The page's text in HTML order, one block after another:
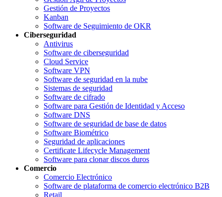
Gestión de Proyectos
Kanban
Software de Seguimiento de OKR
Ciberseguridad
Antivirus
Software de ciberseguridad
Cloud Service
Software VPN
Software de seguridad en la nube
Sistemas de seguridad
Software de cifrado
Software para Gestión de Identidad y Acceso
Software DNS
Software de seguridad de base de datos
Software Biométrico
Seguridad de aplicaciones
Certificate Lifecycle Management
Software para clonar discos duros
Comercio
Comercio Electrónico
Software de plataforma de comercio electrónico B2B
Retail